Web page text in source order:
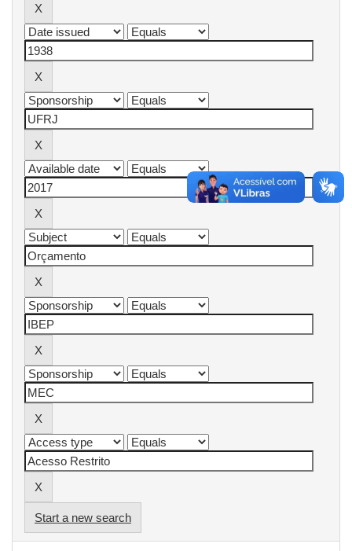
Start a new search